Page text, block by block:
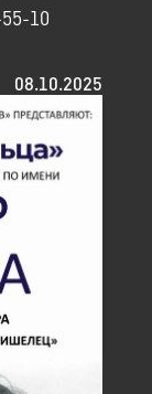
10
08.10.2025